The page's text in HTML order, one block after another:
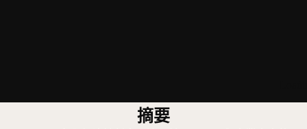
摘要